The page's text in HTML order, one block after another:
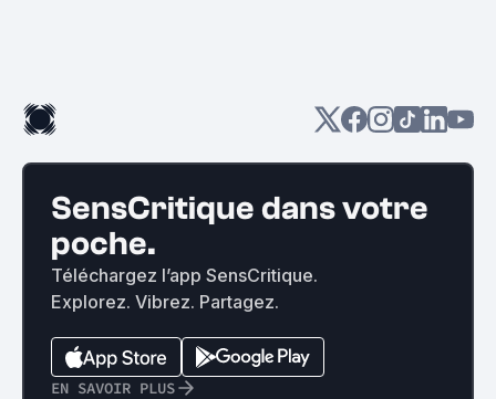
SensCritique dans votre
poche.
Téléchargez l’app SensCritique.
Explorez. Vibrez. Partagez.
EN SAVOIR PLUS